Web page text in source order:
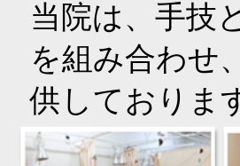
当院は、手技
を組み合わせ
供しておりま